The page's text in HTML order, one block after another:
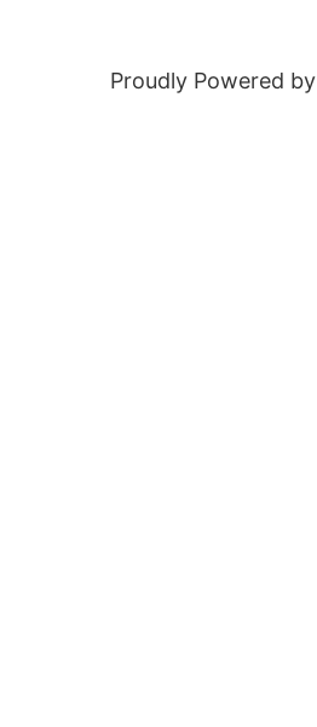
Proudly Powered by